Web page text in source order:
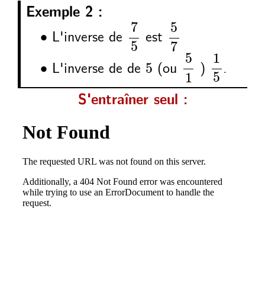
Exemple 2 :
∙ L'inverse de 7
5
75
est 5
7
57
∙ L'inverse de de 5
5 (ou 5
1
51
) 1
5
15
.
S'entraîner seul :